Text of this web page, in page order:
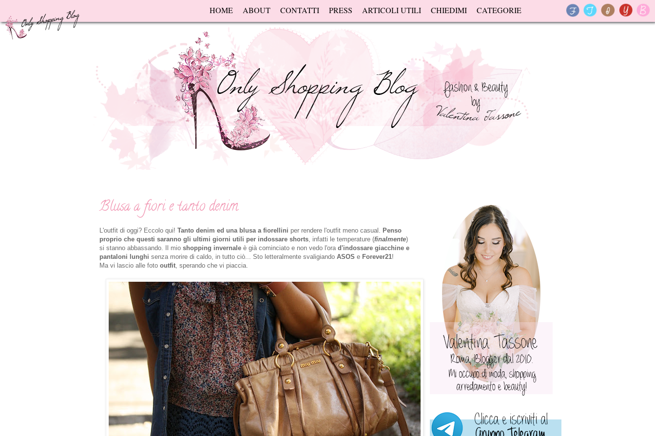
HOME ABOUT CONTATTI PRESS ARTICOLI UTILI CHIEDIMI CATEGORIE
Blusa a fiori e tanto denim
L'outfit di oggi? Eccolo qui! Tanto denim ed una blusa a fiorellini per rendere l'outfit meno casual. Penso
proprio che questi saranno gli ultimi giorni utili per indossare shorts, infatti le temperature (finalmente)
si stanno abbassando. Il mio shopping invernale è già cominciato e non vedo l'ora d'indossare giacchine e
pantaloni lunghi senza morire di caldo, in tutto ciò... Sto letteralmente svaligiando ASOS e Forever21!
Ma vi lascio alle foto outfit, sperando che vi piaccia.